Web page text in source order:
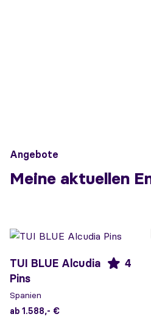
Angebote
Meine aktuellen
TUI BLUE Alcudia
Pins
4
Spanien
ab 1.588,- €